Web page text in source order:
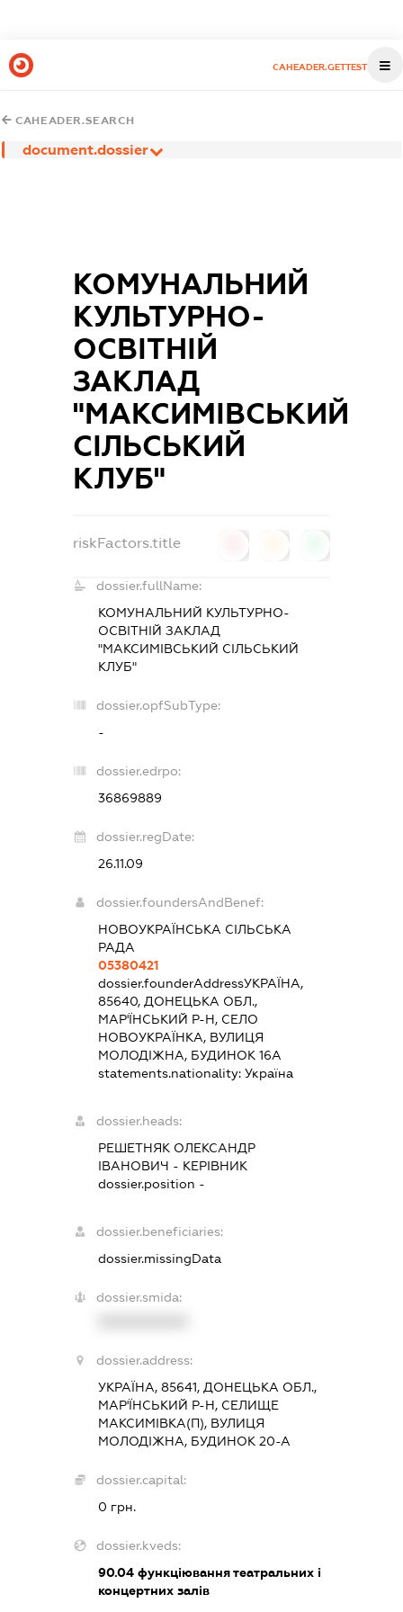
CAHEADER.GETTEST
CAHEADER.SEARCH
document.dossier
КОМУНАЛЬНИЙ
КУЛЬТУРНО-
ОСВІТНІЙ
ЗАКЛАД
"МАКСИМІВСЬКИЙ
СІЛЬСЬКИЙ
КЛУБ"
riskFactors.title
dossier.fullName:
КОМУНАЛЬНИЙ КУЛЬТУРНО-
ОСВІТНІЙ ЗАКЛАД
"МАКСИМІВСЬКИЙ СІЛЬСЬКИЙ
КЛУБ"
dossier.opfSubType:
-
dossier.edrpo:
36869889
dossier.regDate:
26.11.09
dossier.foundersAndBenef:
НОВОУКРАЇНСЬКА СІЛЬСЬКА
РАДА
05380421
dossier.founderAddressУКРАЇНА,
85640, ДОНЕЦЬКА ОБЛ.,
МАР'ЇНСЬКИЙ Р-Н, СЕЛО
НОВОУКРАЇНКА, ВУЛИЦЯ
МОЛОДІЖНА, БУДИНОК 16А
statements.nationality:Україна
dossier.heads:
РЕШЕТНЯК ОЛЕКСАНДР
ІВАНОВИЧ - КЕРІВНИК
dossier.position -
dossier.beneficiaries:
dossier.missingData
dossier.smida:
dossier.address:
УКРАЇНА, 85641, ДОНЕЦЬКА ОБЛ.,
МАР'ЇНСЬКИЙ Р-Н, СЕЛИЩЕ
МАКСИМІВКА(П), ВУЛИЦЯ
МОЛОДІЖНА, БУДИНОК 20-А
dossier.capital:
0 грн.
dossier.kveds:
90.04 функціювання театральних і
концертних залів